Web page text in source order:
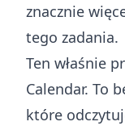
znacznie
tego zadania.
Ten właśnie
Calendar. To
które